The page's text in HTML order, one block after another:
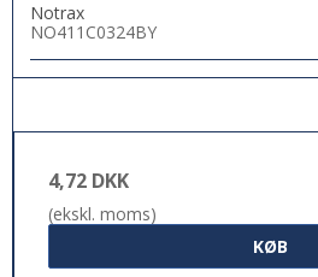
Notrax
NO411C0324BY
4,72 DKK
(ekskl. moms)
KØB